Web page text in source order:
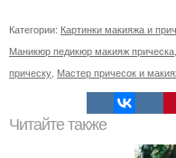
Категории: Картинки макияжа и
Маникюр педикюр макияж прическа,
прическу, Мастер причесок и
Читайте также